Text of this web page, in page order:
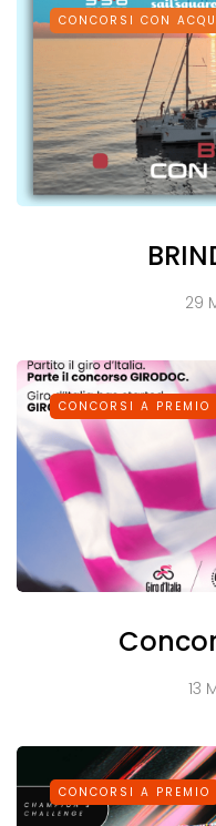
CONCORSI CON
29
CONCORSI A PREMIO
13
CONCORSI A PREMIO